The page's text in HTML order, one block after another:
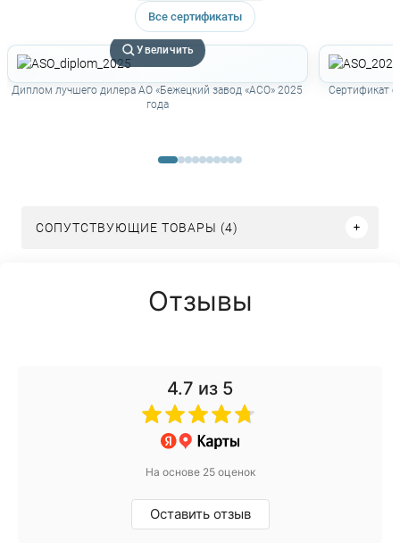
Все сертификаты
Увеличить
Диплом лучшего дилера АО «Бежецкий завод «АСО» 2025
года
Сертификат
СОПУТСТВУЮЩИЕ ТОВАРЫ (4)
Отзывы
4.7 из 5
На основе 25 оценок
Оставить отзыв